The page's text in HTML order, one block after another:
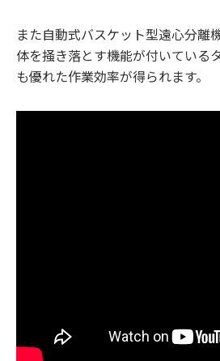
また自動式バスケット型遠心分離
体を掻き落とす機能が付いている
も優れた作業効率が得られます。